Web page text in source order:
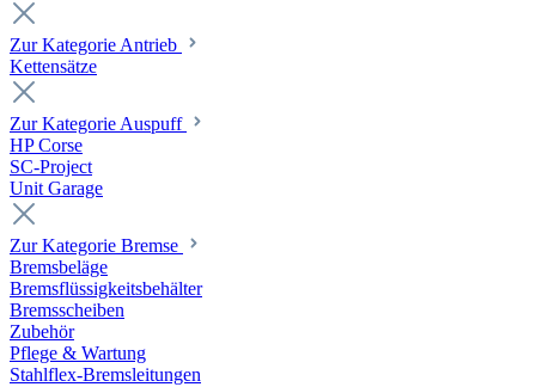
Zur Kategorie Antrieb
Kettensätze
Zur Kategorie Auspuff
HP Corse
SC-Project
Unit Garage
Zur Kategorie Bremse
Bremsbeläge
Bremsflüssigkeitsbehälter
Bremsscheiben
Zubehör
Pflege & Wartung
Stahlflex-Bremsleitungen